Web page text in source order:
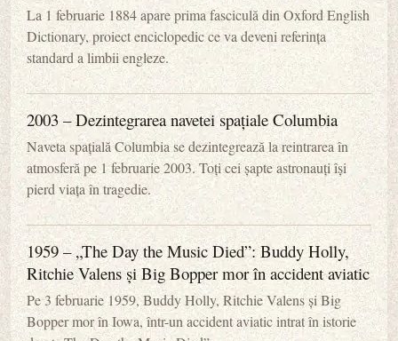
La 1 februarie 1884 apare prima fasciculă din Oxford English
Dictionary, proiect enciclopedic ce va deveni referința
standard a limbii engleze.
2003 – Dezintegrarea navetei spațiale Columbia
Naveta spațială Columbia se dezintegrează la reintrarea în
atmosferă pe 1 februarie 2003. Toți cei șapte astronauți își
pierd viața în tragedie.
1959 – „The Day the Music Died”: Buddy Holly,
Ritchie Valens și Big Bopper mor în accident aviatic
Pe 3 februarie 1959, Buddy Holly, Ritchie Valens și Big
Bopper mor în Iowa, într-un accident aviatic intrat în istorie